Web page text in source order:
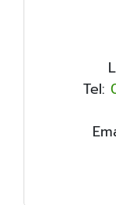
Tel: